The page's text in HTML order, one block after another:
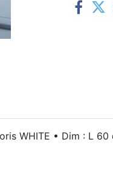
WHITE • Dim : L